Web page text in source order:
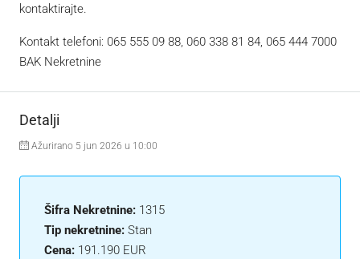
kontaktirajte.
Kontakt telefoni: 065 555 09 88, 060 338 81 84, 065 444 7000
BAK Nekretnine
Detalji
Ažurirano 5 jun 2026 u 10:00
Šifra Nekretnine: 1315
Tip nekretnine: Stan
Cena: 191.190 EUR